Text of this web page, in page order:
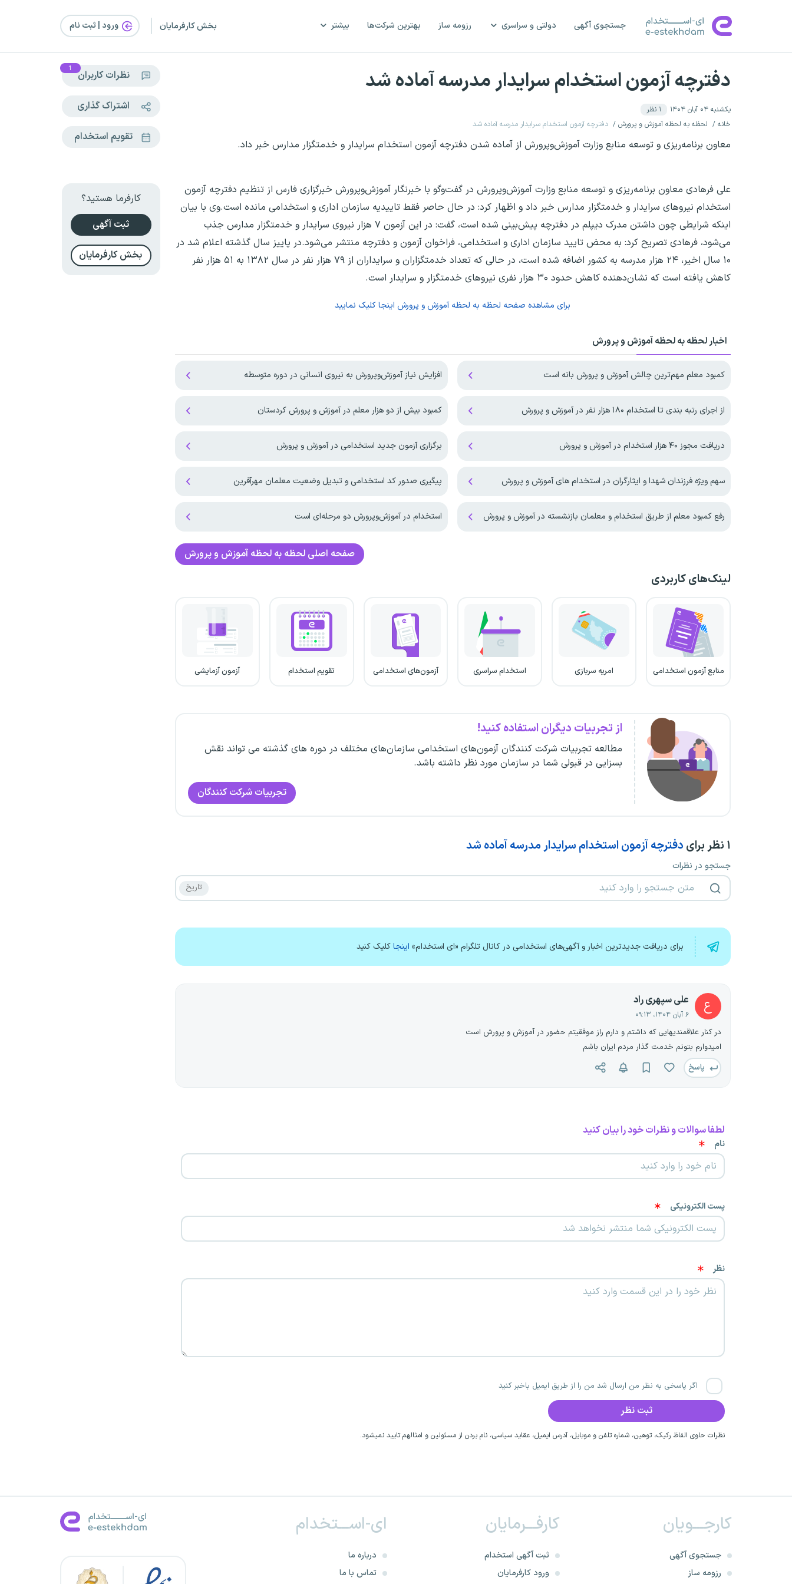
جستجوی آگهی دولتی و سراسری رزومه ساز بهترین شرکت‌ها بیشتر بخش کارفرمایان ورود | ثبت‌ نام
دفترچه آزمون استخدام سرایدار مدرسه آماده شد
یکشنبه ۰۴ آبان ۱۴۰۴ ۱ نظر
خانه
لحظه به لحظه آموزش و پرورش دفترچه آزمون استخدام سرایدار مدرسه آماده شد
معاون برنامه‌ریزی و توسعه منابع وزارت آموزش‌وپرورش از آماده شدن دفترچه آزمون استخدام سرایدار و خدمتگزار مدارس خبر داد.
علی فرهادی معاون برنامه‌ریزی و توسعه منابع وزارت آموزش‌وپرورش در گفت‌وگو با خبرنگار آموزش‌وپرورش خبرگزاری فارس از تنظیم دفترچه آزمون
استخدام نیروهای سرایدار و خدمتگزار مدارس خبر داد و اظهار کرد: در حال حاصر فقط تاییدیه سازمان اداری و استخدامی مانده است.وی با بیان
اینکه شرایطی چون داشتن مدرک دیپلم در دفترچه پیش‌بینی شده است، گفت: در این آزمون ۷ هزار نیروی سرایدار و خدمتگزار مدارس جذب
می‌شود، فرهادی تصریح کرد: به محض تایید سازمان اداری و استخدامی، فراخوان آزمون و دفترچه منتشر می‌شود.در پاییز سال گذشته اعلام شد در
۱۰ سال اخیر، ۲۴ هزار مدرسه به کشور اضافه شده است، در حالی که تعداد خدمتگزاران و سرایداران از ۷۹ هزار نفر در سال ۱۳۸۲ به ۵۱ هزار نفر
کاهش یافته است که نشان‌دهنده کاهش حدود ۳۰ هزار نفری نیروهای خدمتگزار و سرایدار است.
برای مشاهده صفحه لحظه به لحظه آموزش و پرورش اینجا کلیک نمایید
اخبار لحظه به لحظه آموزش و پرورش
کمبود معلم مهم‌ترین چالش آموزش و پرورش بانه است افزایش نیاز آموزش‌وپرورش به نیروی انسانی در دوره متوسطه
از اجرای رتبه بندی تا استخدام ۱۸۰ هزار نفر در آموزش و پرورش کمبود بیش از دو هزار معلم در آموزش و پرورش کردستان
دریافت مجوز ۴۰ هزار استخدام در آموزش و پرورش برگزاری آزمون جدید استخدامی در آموزش و پرورش
سهم ویژه فرزندان شهدا و ایثارگران در استخدام های آموزش و پرورش پیگیری صدور کد استخدامی و تبدیل وضعیت معلمان مهرآفرین
رفع کمبود معلم از طریق استخدام و معلمان بازنشسته در آموزش و پرورش استخدام در آموزش‌و‌پرورش دو مرحله‌ای است
صفحه اصلیلحظه به لحظه آموزش و پرورش
لینک‌های کاربردی
منابع آزمون استخدامی امریه سربازی استخدام سراسری آزمون‌های استخدامی تقویم استخدام آزمون آزمایشی
از تجربیات دیگران استفاده کنید!
مطالعه تجربیات شرکت کنندگان آزمون‌های استخدامی سازمان‌های مختلف در دوره های گذشته می تواند نقش
بسزایی در قبولی شما در سازمان مورد نظر داشته باشد.
تجربیات شرکت کنندگان
۱ نظر برای دفترچه آزمون استخدام سرایدار مدرسه آماده شد
جستجو در نظرات
برای دریافت جدیدترین اخبار و آگهی‌های استخدامی در کانال تلگرام «ای استخدام» اینجاکلیک کنید
ع علی سپهری راد
۶ آبان ۱۴۰۴، ۰۹:۱۳
در کنار علاقمندیهایی که داشتم و دارم راز موفقیتم حضور در آموزش و پرورش است
امیدوارم بتونم خدمت گذار مردم ایران باشم
پاسخ
لطفا سوالات و نظرات خود را بیان کنید
نام
پست الکترونیکی
نظر
اگر پاسخی به نظر من ارسال شد من را از طریق ایمیل باخبر کنید
نظرات حاوی الفاظ رکیک، توهین، شماره تلفن و موبایل، آدرس ایمیل، عقاید سیاسی، نام بردن از مسئولین و امثالهم تایید نمیشود.
نظرات کاربران 1
اشتراک گذاری
تقویم استخدام
کارفرما هستید؟
ثبت آگهی
بخش کارفرمایان
کارجـــویان
جستجوی آگهی
رزومه ساز
کارفـــرمایان
ثبت آگهی استخدام
ورود کارفرمایان
ای-اســـتخدام
درباره ما
تماس با ما